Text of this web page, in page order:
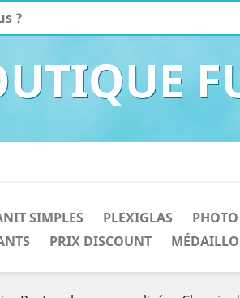
SIMPLES PLEXIGLAS
PRIX DISCOUNT